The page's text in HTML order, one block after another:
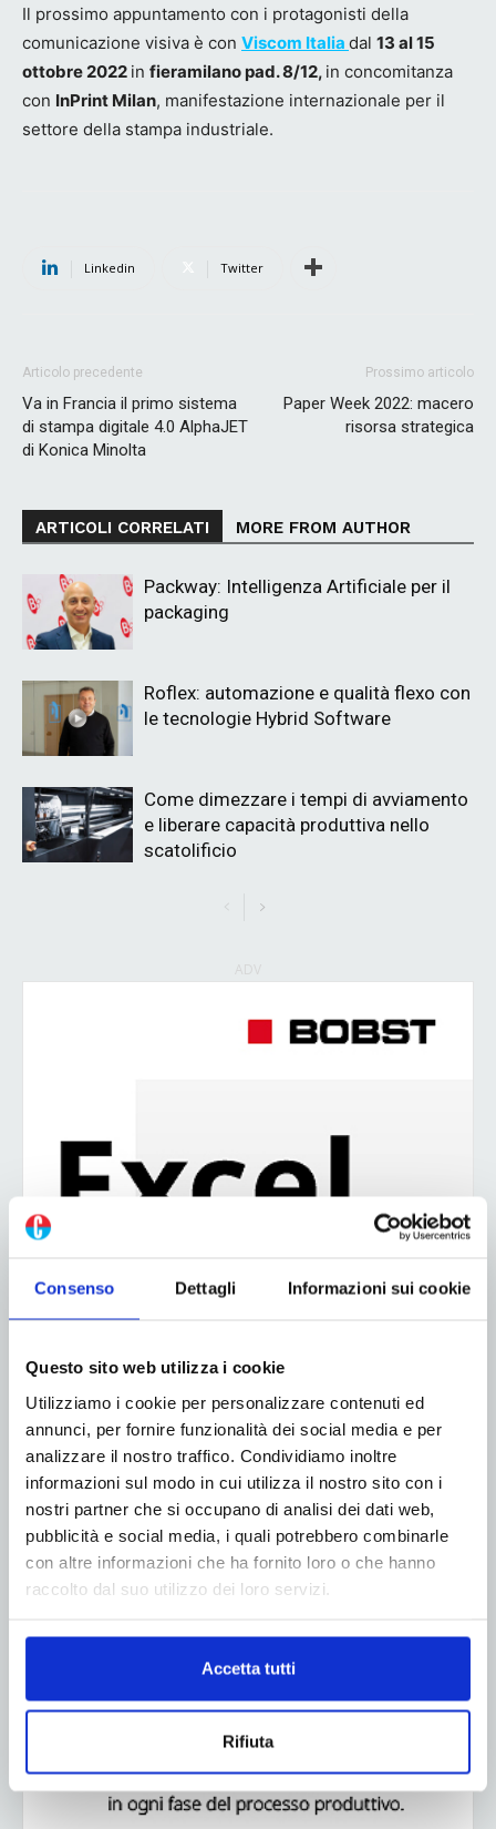
Consenso Dettagli Informazioni sui cookie
Questo sito web utilizza i cookie
Utilizziamo i cookie per personalizzare contenuti ed
annunci, per fornire funzionalità dei social media e per
analizzare il nostro traffico. Condividiamo inoltre
informazioni sul modo in cui utilizza il nostro sito con i
nostri partner che si occupano di analisi dei dati web,
pubblicità e social media, i quali potrebbero combinarle
con altre informazioni che ha fornito loro o che hanno
raccolto dal suo utilizzo dei loro servizi.
Accetta tutti
Rifiuta
Il prossimo appuntamento con i protagonisti della
comunicazione visiva è con Viscom Italia dal 13 al 15
ottobre 2022 in fieramilano pad. 8/12, in concomitanza
con InPrint Milan, manifestazione internazionale per il
settore della stampa industriale.
Linkedin Twitter
Articolo precedente
Va in Francia il primo sistema
di stampa digitale 4.0 AlphaJET
di Konica Minolta
Prossimo articolo
Paper Week 2022: macero
risorsa strategica
ARTICOLI CORRELATI MORE FROM AUTHOR
Packway: Intelligenza Artificiale per il
packaging
Roflex: automazione e qualità flexo con
le tecnologie Hybrid Software
Come dimezzare i tempi di avviamento
e liberare capacità produttiva nello
scatolificio